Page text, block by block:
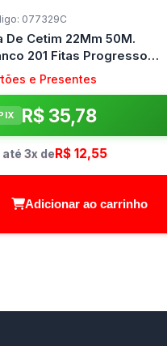
077329C
De Cetim 22Mm 50M.
201 Fitas Progresso
e Presentes
R$ 35,78
até 3x deR$ 12,55
Adicionar ao carrinho